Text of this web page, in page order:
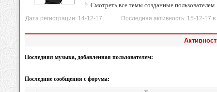
Смотреть все темы созданные пользователем
Дата регистрации: 14-12-17 Последняя активность: 15-12-17 в
Последняя музыка, добавленная пользователем:
Последние сообщения с форума: